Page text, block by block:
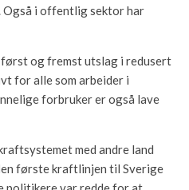
i offentlig sektor har
og fremst utslag i redusert
for alle som arbeider i
forbruker er også lave
med andre land
første kraftlinjen til Sverige